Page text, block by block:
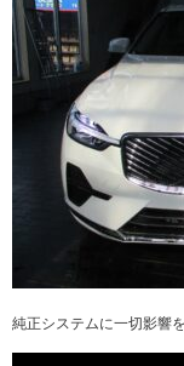
純正システムに一切影響